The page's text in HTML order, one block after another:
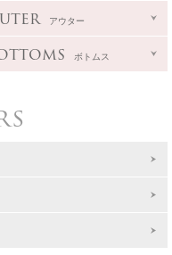
アウター
ボトムス